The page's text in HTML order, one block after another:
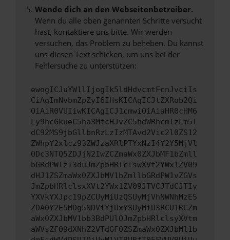
Wende dich an den Webseitenbetreiber.
Wenn du alle oben genannten Schritte versucht
hast, kontaktiere uns bitte. Wir werden
versuchen, das Problem zu beheben. Du kannst
uns diesen Text schicken, um uns bei der
Fehlersuche zu unterstützen:
ewogICJuYW1lIjogIk5ldHdvcmtFcnJvciIs
CiAgImNvbmZpZyI6IHsKICAgICJtZXRob2Qi
OiAiR0VUIiwKICAgICJ1cmwiOiAiaHR0cHM6
Ly9hcGkueC5ha3MtcHJvZC5hdWRhcmlzLm5l
dC92MS9jbGllbnRzLzIzMTAvd2Vic2l0ZS12
ZWhpY2xlcz93ZWJzaXRlPTYxNzI4Y2Y5MjVl
ODc3NTQ5ZDJjN2IwZCZmaWx0ZXJbMF1bZmll
bGRdPWlzT3duJmZpbHRlclswXVt2YWx1ZV09
dHJ1ZSZmaWx0ZXJbMV1bZmllbGRdPW1vZGVs
JmZpbHRlclsxXVt2YWx1ZV09JTVCJTdCJTIy
YXVkYXJpc19pZCUyMiUzQSUyMjVhNWNhMzE5
ZDA0Y2E5MDg5NDViYjUxYSUyMiU3RCU1RCZm
aWx0ZXJbMV1bb3BdPUlOJmZpbHRlclsyXVtm
aWVsZF09dXNhZ2VTdGF0ZSZmaWx0ZXJbMl1b